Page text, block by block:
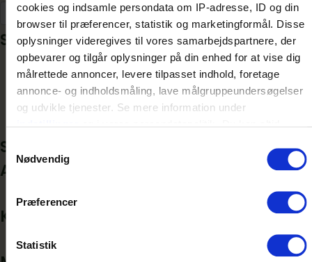
cookies og indsamle persondata om IP-adresse, ID og din
browser til præferencer, statistik og marketingformål. Disse
oplysninger videregives til vores samarbejdspartnere, der
opbevarer og tilgår oplysninger på din enhed for at vise dig
målrettede annoncer, levere tilpasset indhold, foretage
annonce- og indholdsmåling, lave målgruppeundersøgelser
og udvikle tjenester. Se mere information under
vores "Cookiedeklaration", eller ved at trykke på "Privacy
Dine valg anvendes på hele websitet.
Vi bruger cookies til at tilpasse vores indhold og annoncer,
til at vise dig funktioner til sociale medier og til at analysere
Samtykkevalg
Nødvendig
Præferencer
Statistik
Søg
Seneste indlæg
Flyt festen i Bålhuset
Røgudviklingen i bålhuse
Naturlegepladser til konkurrencedygtige priser
Erfaringer med bålhuse
Seneste kommentarer
Arkiver
Kategorier
Uncategorized